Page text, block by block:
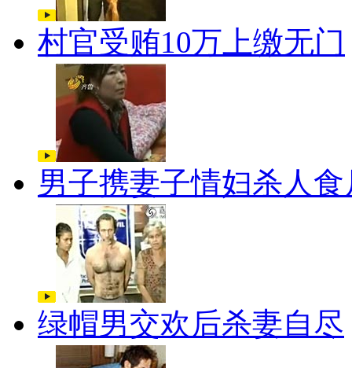
村官受贿10万上缴无门
男子携妻子情妇杀人食
绿帽男交欢后杀妻自尽